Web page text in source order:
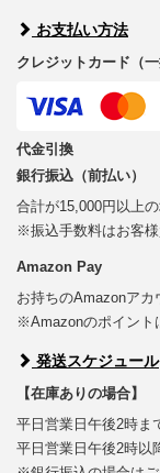
お支払い方法
クレジットカード（一
代金引換
銀行振込（前払い）
合計が15,000円以上
※振込手数料はお客様
Amazon Pay
お持ちのAmazonアカ
※Amazonのポイント
発送スケジュール
【在庫ありの場合】
平日営業日午後2時ま
平日営業日午後2時以